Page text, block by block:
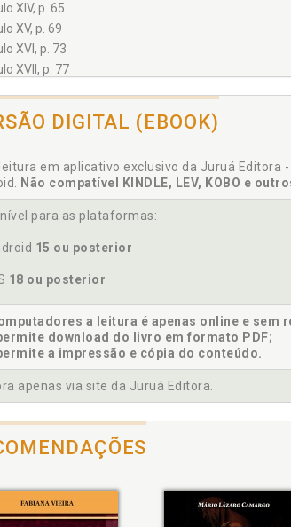
XIV, p. 65
XV, p. 69
XVI, p. 73
XVII, p. 77
XIX, p. 85
XX, p. 89
1 - O Filho Adotivo do Carpinteiro, p. 95
2 - Pai Herói?, p. 97
3 - Sangue do Meu Sangue, p. 99
5 - Preconceito Genético, p. 103
6 - Filha de Verdade, p. 105
8 - A Camisa Mágica, p. 109
9 - Amor Igual ao Teu, p. 111
10 - Por Que Eu Te Amo?, p. 113
DIGITAL (EBOOK)
em aplicativo exclusivo da Juruá Editora
Não compatível KINDLE, LEV, KOBO e
para as plataformas:
15 ou posterior
18 ou posterior
a leitura é apenas online e
download do livro em formato PDF;
a impressão e cópia do conteúdo.
apenas via site da Juruá Editora.